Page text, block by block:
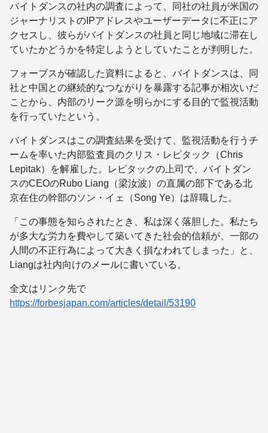
バイトダンスの社内の調査によって、同社の社員が米国の
ジャーナリストのIPアドレスやユーザーデータに不正にア
クセスし、彼らがバイトダンスの社員と同じ地域に滞在し
ていたかどうかを特定しようとしていたことが判明した。
フォーブスが確認した資料によると、バイトダンスは、同
社と中国との継続的なつながりを暴露する記事が相次いだ
ことから、内部のリーク源を明らかにする目的で監視活動
を行っていたという。
バイトダンスはこの調査結果を受けて、監視活動を行うチ
ームを率いた内部監査員のクリス・レピタック（Chris
Lepitak）を解雇した。レピタックの上司で、バイトダン
スのCEOのRubo Liang（梁汝波）の直属の部下である北
京在住の幹部のソン・イェ（Song Ye）は辞職した。
「この事態を知らされたとき、私は深く落胆した。私たち
が多大な労力を費やして築いてきた社会的信頼が、一部の
人間の不正行為によって大きく損なわれてしまった」と、
Liangは社内向けのメールに書いている。
全文はリンク先で
https://forbesjapan.com/articles/detail/53190